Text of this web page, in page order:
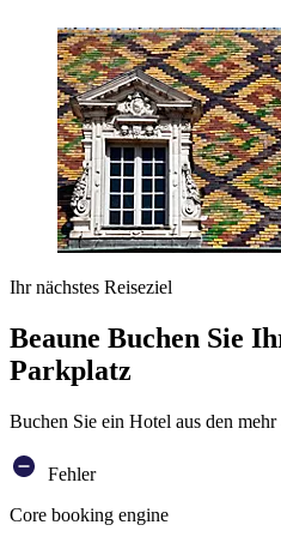
Ihr nächstes Reiseziel
Beaune Buchen Sie
Parkplatz
Buchen Sie ein Hotel aus den
Fehler
Core booking engine